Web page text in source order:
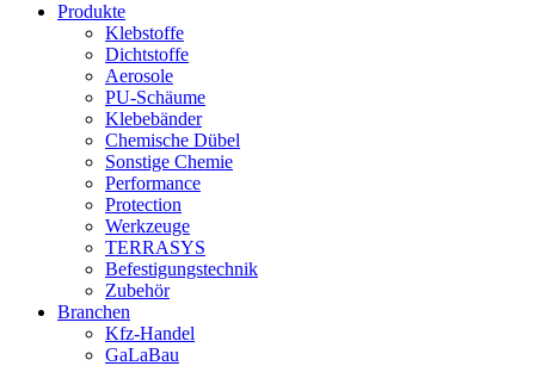
Produkte
Klebstoffe
Dichtstoffe
Aerosole
PU-Schäume
Klebebänder
Chemische Dübel
Sonstige Chemie
Performance
Protection
Werkzeuge
TERRASYS
Befestigungstechnik
Zubehör
Branchen
Kfz-Handel
GaLaBau